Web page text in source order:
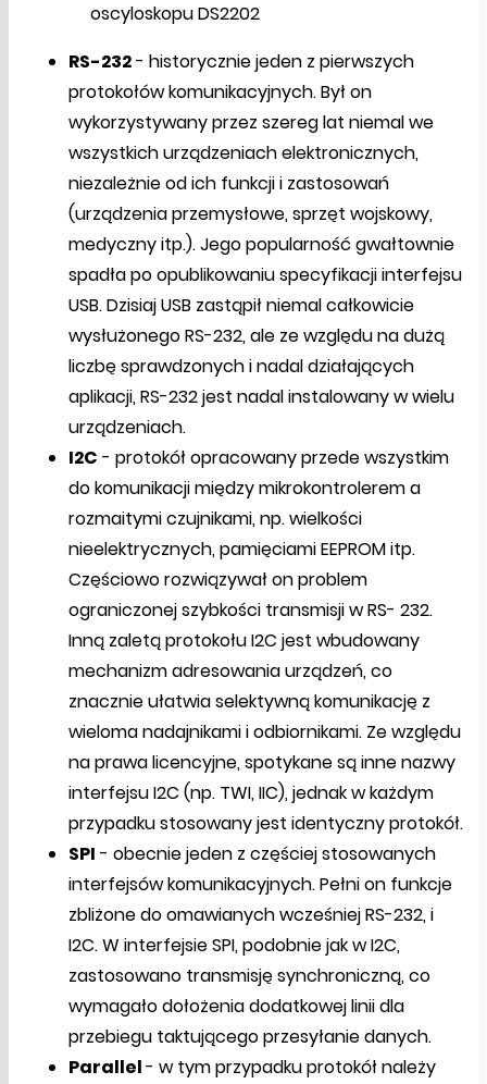
oscyloskopu DS2202
RS-232- historycznie jeden z pierwszych
protokołów komunikacyjnych. Był on
wykorzystywany przez szereg lat niemal we
wszystkich urządzeniach elektronicznych,
niezależnie od ich funkcji i zastosowań
(urządzenia przemysłowe, sprzęt wojskowy,
medyczny itp.). Jego popularność gwałtownie
spadła po opublikowaniu specyfikacji interfejsu
USB. Dzisiaj USB zastąpił niemal całkowicie
wysłużonego RS-232, ale ze względu na dużą
liczbę sprawdzonych i nadal działających
aplikacji, RS-232 jest nadal instalowany w wielu
urządzeniach.
I2C - protokół opracowany przede wszystkim
do komunikacji między mikrokontrolerem a
rozmaitymi czujnikami, np. wielkości
nieelektrycznych, pamięciami EEPROM itp.
Częściowo rozwiązywał on problem
ograniczonej szybkości transmisji w RS- 232.
Inną zaletą protokołu I2C jest wbudowany
mechanizm adresowania urządzeń, co
znacznie ułatwia selektywną komunikację z
wieloma nadajnikami i odbiornikami. Ze względu
na prawa licencyjne, spotykane są inne nazwy
interfejsu I2C (np. TWI, IIC), jednak w każdym
przypadku stosowany jest identyczny protokół.
SPI - obecnie jeden z częściej stosowanych
interfejsów komunikacyjnych. Pełni on funkcje
zbliżone do omawianych wcześniej RS-232, i
I2C. W interfejsie SPI, podobnie jak w I2C,
zastosowano transmisję synchroniczną, co
wymagało dołożenia dodatkowej linii dla
przebiegu taktującego przesyłanie danych.
Parallel- w tym przypadku protokół należy